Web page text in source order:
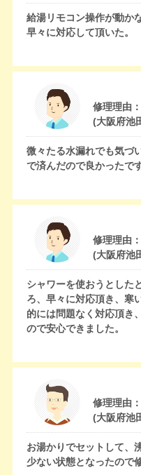
給湯リモコン操作が動か
早々に対応して頂いた。
修理理由：
(大阪府池
微々たる水漏れでも気づ
で済んだので良かったです
修理理由：
(大阪府池
シャワーを使おうとした
ろ、早々に対応頂き、寒
的には問題なく対応頂き
ので安心できました。
修理理由：
(大阪府池
お湯かりでセットして、
少ない状態となったので